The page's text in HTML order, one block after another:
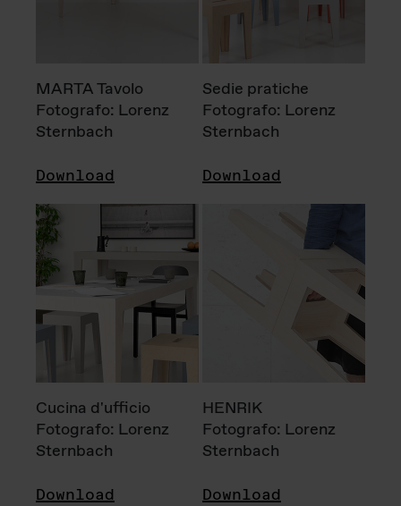
MARTA Tavolo
Fotografo: Lorenz
Sternbach
Download
Sedie pratiche
Fotografo: Lorenz
Sternbach
Download
Cucina d'ufficio
Fotografo: Lorenz
Sternbach
Download
HENRIK
Fotografo: Lorenz
Sternbach
Download